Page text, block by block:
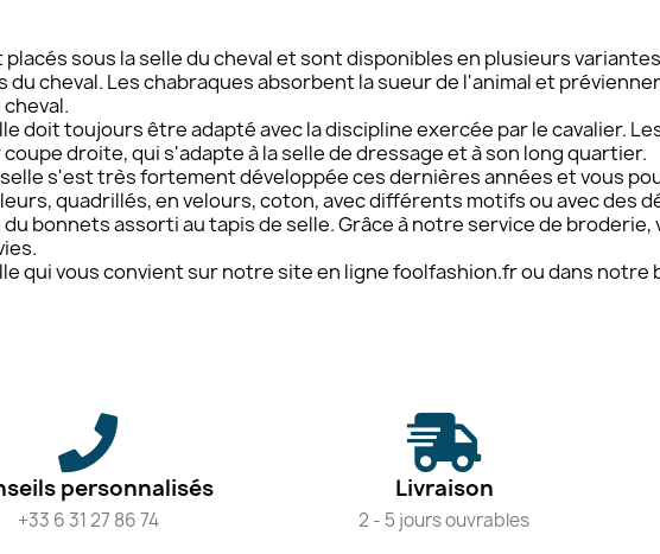
placés sous la selle du cheval et sont disponibles en plusieurs
cheval. Les chabraques absorbent la sueur de l'animal et
doit toujours être adapté avec la discipline exercée par le cavalier.
droite, qui s'adapte à la selle de dressage et à son long quartier.
selle s'est très fortement développée ces dernières années et vous
quadrillés, en velours, coton, avec différents motifs ou avec des
bonnets assorti au tapis de selle. Grâce à notre service de
qui vous convient sur notre site en ligne foolfashion.fr ou dans notre
personnalisés
+33 6 31 27 86 74
Livraison
2 - 5 jours ouvrables